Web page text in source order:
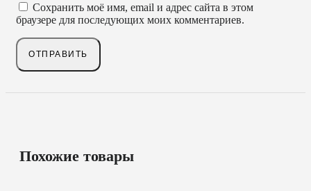
Сохранить моё имя, email и адрес сайта в этом
браузере для последующих моих комментариев.
Похожие товары